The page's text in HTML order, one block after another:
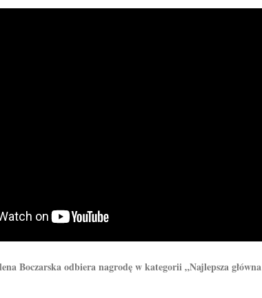
Boczarska odbiera nagrodę w kategorii „Najlepsza